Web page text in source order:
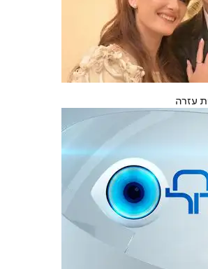
עזרה